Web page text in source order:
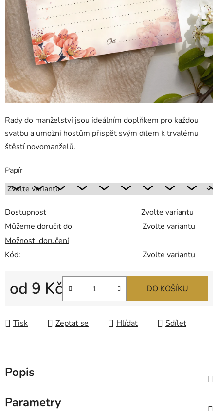
Rady do manželství jsou ideálním doplňkem pro každou
svatbu a umožní hostům přispět svým dílem k trvalému
štěstí novomanželů.
Papír
Dostupnost
Zvolte variantu
Můžeme doručit do:
Zvolte variantu
Možnosti doručení
Kód:
Zvolte variantu
od 9 Kč DO KOŠÍKU
Tisk Zeptat se Hlídat Sdílet
Popis
Parametry